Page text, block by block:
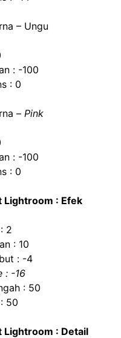
– Ungu
: -100
: 0
– Pink
: -100
: 0
Lightroom : Efek
2
: 10
: -4
: -16
: 50
50
Lightroom : Detail